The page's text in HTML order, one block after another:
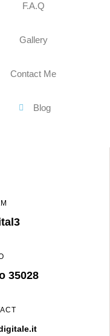
35028
F.A.Q
Gallery
Contact Me
Blog